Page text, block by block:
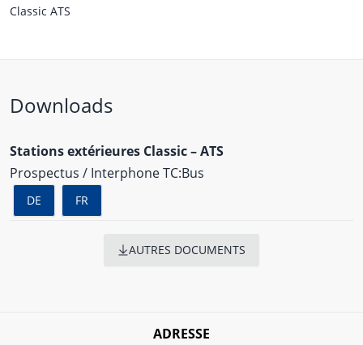
Classic ATS
Downloads
Stations extérieures Classic – ATS
Prospectus / Interphone TC:Bus
DE FR
AUTRES DOCUMENTS
ADRESSE